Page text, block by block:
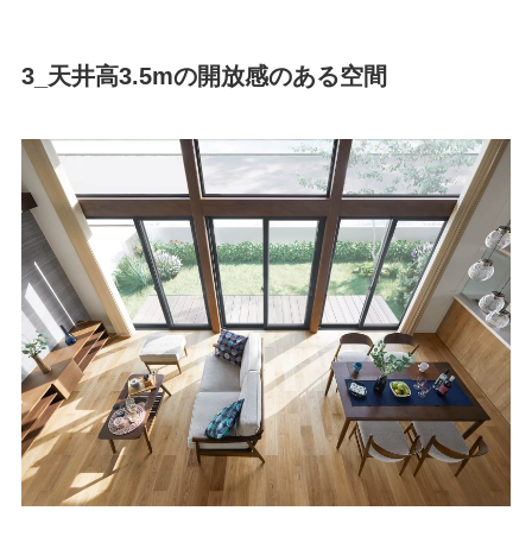
3_天井高3.5mの開放感のある空間